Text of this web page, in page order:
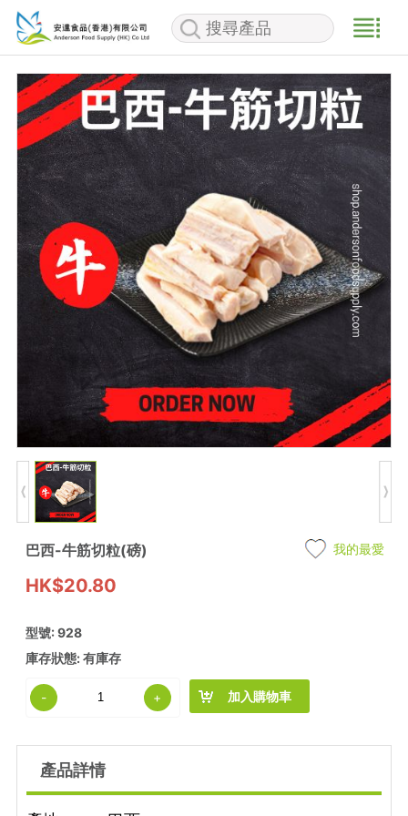
巴西-牛筋切粒(磅)
HK$20.80
型號: 928
庫存狀態: 有庫存
- + 加入購物車
我的最愛
產品詳情